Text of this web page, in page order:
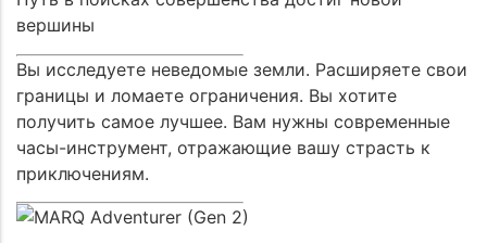
вершины
Вы исследуете неведомые земли. Расширяете свои
границы и ломаете ограничения. Вы хотите
получить самое лучшее. Вам нужны современные
часы-инструмент, отражающие вашу страсть к
приключениям.